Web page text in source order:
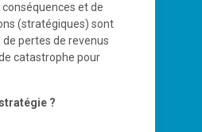
et de
(stratégiques) sont
de pertes de revenus
catastrophe pour
?